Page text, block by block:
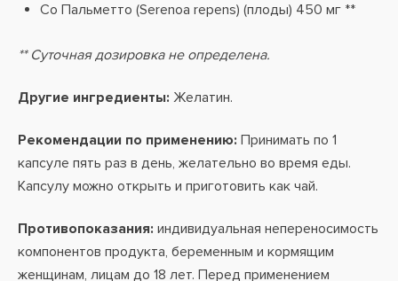
Со Пальметто (Serenoa repens) (плоды) 450 мг **
** Суточная дозировка не определена.
Другие ингредиенты: Желатин.
Рекомендации по применению: Принимать по 1
капсуле пять раз в день, желательно во время еды.
Капсулу можно открыть и приготовить как чай.
Противопоказания: индивидуальная непереносимость
компонентов продукта, беременным и кормящим
женщинам, лицам до 18 лет. Перед применением